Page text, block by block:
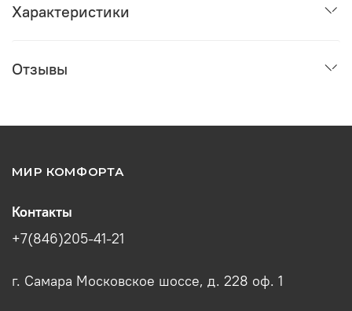
Характеристики
Отзывы
МИР КОМФОРТА
Контакты
+7(846)205-41-21
г. Самара Московское шоссе, д. 228 оф. 1